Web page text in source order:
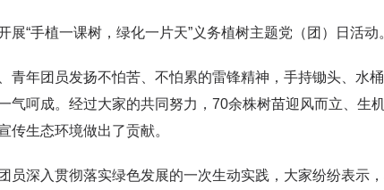
展“手植一课树，绿化一片天”义务植树主题党（团）日活动
青年团员发扬不怕苦、不怕累的雷锋精神，手持锄头、水
气呵成。经过大家的共同努力，70余株树苗迎风而立、生
传生态环境做出了贡献。
员深入贯彻落实绿色发展的一次生动实践，大家纷纷表示